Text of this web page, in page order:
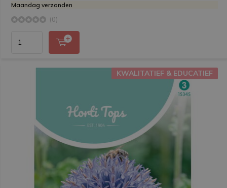
Maandag verzonden
(0)
KWALITATIEF & EDUCATIEF